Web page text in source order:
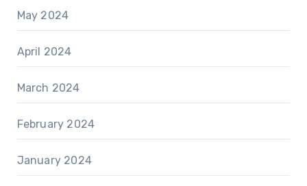
May 2024
April 2024
March 2024
February 2024
January 2024